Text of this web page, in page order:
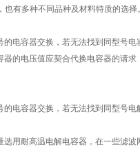
有多种不同品种及材料特质的选择。
容器交换，若无法找到同型号电
的电压值应契合代换电容器的请
容器交换，若无法找到同型号电
耐高温电解电容器，在一些滤波